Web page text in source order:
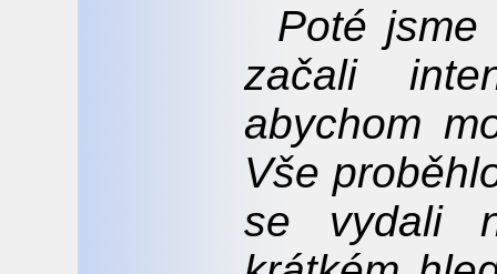
Poté
začali
abychom
Vše
se vydali